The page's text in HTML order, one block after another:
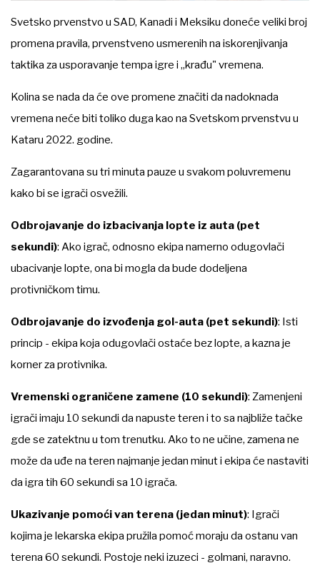
Svetsko prvenstvo u SAD, Kanadi i Meksiku doneće veliki broj
promena pravila, prvenstveno usmerenih na iskorenjivanja
taktika za usporavanje tempa igre i „krađu" vremena.
Kolina se nada da će ove promene značiti da nadoknada
vremena neće biti toliko duga kao na Svetskom prvenstvu u
Kataru 2022. godine.
Zagarantovana su tri minuta pauze u svakom poluvremenu
kako bi se igrači osvežili.
Odbrojavanje do izbacivanja lopte iz auta (pet
sekundi): Ako igrač, odnosno ekipa namerno odugovlači
ubacivanje lopte, ona bi mogla da bude dodeljena
protivničkom timu.
Odbrojavanje do izvođenja gol-auta (pet sekundi): Isti
princip - ekipa koja odugovlači ostaće bez lopte, a kazna je
korner za protivnika.
Vremenski ograničene zamene (10 sekundi): Zamenjeni
igrači imaju 10 sekundi da napuste teren i to sa najbliže tačke
gde se zatektnu u tom trenutku. Ako to ne učine, zamena ne
može da uđe na teren najmanje jedan minut i ekipa će nastaviti
da igra tih 60 sekundi sa 10 igrača.
Ukazivanje pomoći van terena (jedan minut): Igrači
kojima je lekarska ekipa pružila pomoć moraju da ostanu van
terena 60 sekundi. Postoje neki izuzeci - golmani, naravno.